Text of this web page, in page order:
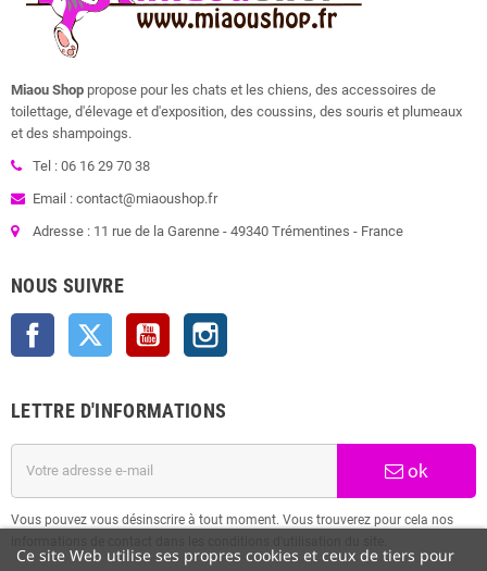
Miaou Shop propose pour les chats et les chiens, des accessoires de
toilettage, d'élevage et d'exposition, des coussins, des souris et plumeaux
et des shampoings.
Tel : 06 16 29 70 38
Email : contact@miaoushop.fr
Adresse : 11 rue de la Garenne - 49340 Trémentines - France
NOUS SUIVRE
Facebook Twitter YouTube
LETTRE D'INFORMATIONS
ok
Vous pouvez vous désinscrire à tout moment. Vous trouverez pour cela nos
Ce site Web utilise ses propres cookies et ceux de tiers pour